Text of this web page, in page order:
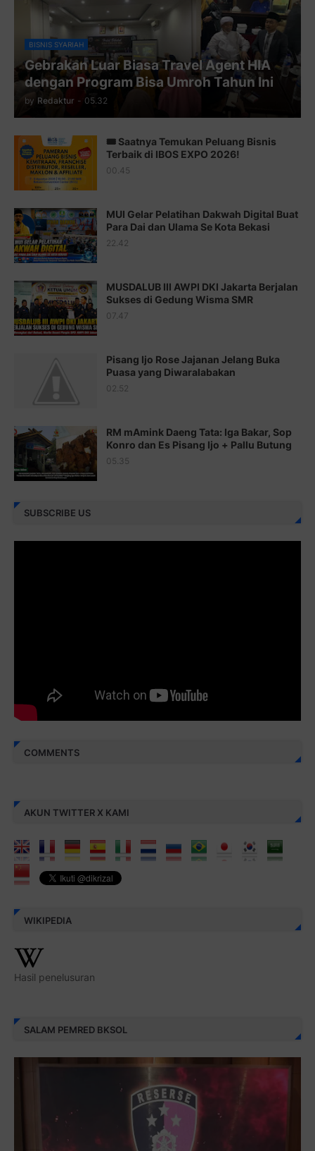
Juz 9 ⇨ http://j.mp/2byr1bu
Juz 10 ⇨http://j.mp/2bHfyUH
Juz 11 ⇨http://j.mp/2bHf80y
Juz 13 ⇨http://j.mp/2bFTiKQ
Juz 14 ⇨http://j.mp/2b8SUTA
Juz 15 ⇨http://j.mp/2bFRQIM
Juz 17 ⇨http://j.mp/2brHsFz
Juz 18 ⇨http://j.mp/2b8SCfc
Juz 19 ⇨http://j.mp/2bFSq95
Juz 20 ⇨http://j.mp/2brI1zc
Juz 21 ⇨http://j.mp/2b8VcBO
http://j.mp/2bFRxNP
http://j.mp/2brItxm
Juz 25 ⇨http://j.mp/2brImlf
Juz 26 ⇨http://j.mp/2bFRHF2
BISNIS SYARIAH
Gebrakan Luar Biasa Travel Agent HIA
dengan Program Bisa Umroh Tahun Ini
by Redaktur - 05.32
🎟️ Saatnya Temukan Peluang Bisnis
Terbaik di IBOS EXPO 2026!
00.45
MUI Gelar Pelatihan Dakwah Digital Buat
Para Dai dan Ulama Se Kota Bekasi
22.42
MUSDALUB III AWPI DKI Jakarta Berjalan
Sukses di Gedung Wisma SMR
07.47
Pisang Ijo Rose Jajanan Jelang Buka
Puasa yang Diwaralabakan
02.52
RM mAmink Daeng Tata: Iga Bakar, Sop
Konro dan Es Pisang Ijo + Pallu Butung
05.35
SUBSCRIBE US
COMMENTS
AKUN TWITTER X KAMI
WIKIPEDIA
Hasil penelusuran
SALAM PEMRED BKSOL